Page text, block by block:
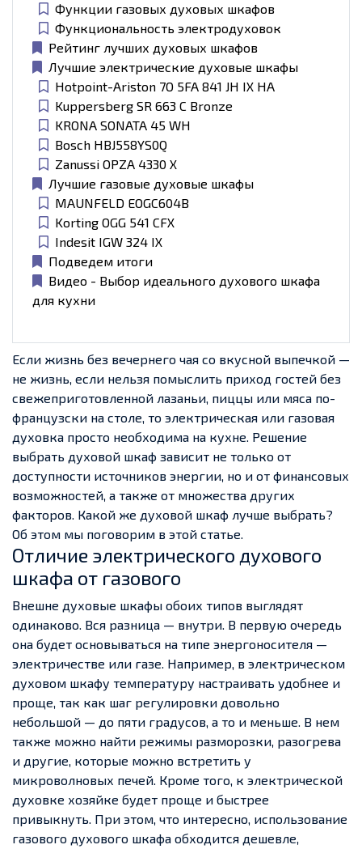
Функции газовых духовых шкафов
Функциональность электродуховок
Рейтинг лучших духовых шкафов
Лучшие электрические духовые шкафы
Hotpoint-Ariston 7O 5FA 841 JH IX HA
Kuppersberg SR 663 C Bronze
KRONA SONATA 45 WH
Bosch HBJ558YS0Q
Zanussi OPZA 4330 X
Лучшие газовые духовые шкафы
MAUNFELD EOGC604B
Korting OGG 541 CFX
Indesit IGW 324 IX
Подведем итоги
Видео - Выбор идеального духового шкафа
для кухни
Если жизнь без вечернего чая со вкусной выпечкой —
не жизнь, если нельзя помыслить приход гостей без
свежеприготовленной лазаньи, пиццы или мяса по-
французски на столе, то электрическая или газовая
духовка просто необходима на кухне. Решение
выбрать духовой шкаф зависит не только от
доступности источников энергии, но и от финансовых
возможностей, а также от множества других
факторов. Какой же духовой шкаф лучше выбрать?
Об этом мы поговорим в этой статье.
Отличие электрического духового
шкафа от газового
Внешне духовые шкафы обоих типов выглядят
одинаково. Вся разница — внутри. В первую очередь
она будет основываться на типе энергоносителя —
электричестве или газе. Например, в электрическом
духовом шкафу температуру настраивать удобнее и
проще, так как шаг регулировки довольно
небольшой — до пяти градусов, а то и меньше. В нем
также можно найти режимы разморозки, разогрева
и другие, которые можно встретить у
микроволновых печей. Кроме того, к электрической
духовке хозяйке будет проще и быстрее
привыкнуть. При этом, что интересно, использование
газового духового шкафа обходится дешевле,